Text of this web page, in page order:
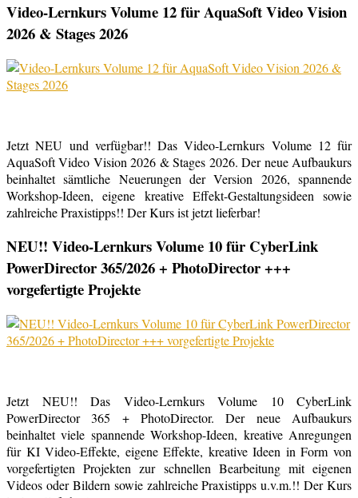
Video-Lernkurs Volume 12 für AquaSoft Video Vision
2026 & Stages 2026
Jetzt NEU und verfügbar!! Das Video-Lernkurs Volume 12 für
AquaSoft Video Vision 2026 & Stages 2026. Der neue Aufbaukurs
beinhaltet sämtliche Neuerungen der Version 2026, spannende
Workshop-Ideen, eigene kreative Effekt-Gestaltungsideen sowie
zahlreiche Praxistipps!! Der Kurs ist jetzt lieferbar!
NEU!! Video-Lernkurs Volume 10 für CyberLink
PowerDirector 365/2026 + PhotoDirector +++
vorgefertigte Projekte
Jetzt NEU!! Das Video-Lernkurs Volume 10 CyberLink
PowerDirector 365 + PhotoDirector. Der neue Aufbaukurs
beinhaltet viele spannende Workshop-Ideen, kreative Anregungen
für KI Video-Effekte, eigene Effekte, kreative Ideen in Form von
vorgefertigten Projekten zur schnellen Bearbeitung mit eigenen
Videos oder Bildern sowie zahlreiche Praxistipps u.v.m.!! Der Kurs